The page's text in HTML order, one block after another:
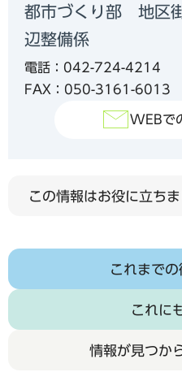
都市づくり部 地区
辺整備係
電話：042-724-4214
FAX：050-3161-6013
WEBで
この情報はお役に立ちま
これまでの
これに
情報が見つか